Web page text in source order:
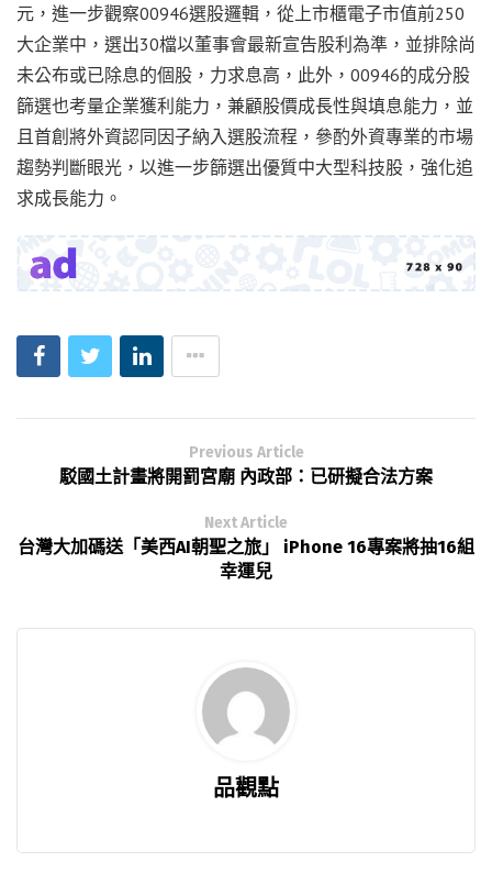
元，進一步觀察00946選股邏輯，從上市櫃電子市值前250
大企業中，選出30檔以董事會最新宣告股利為準，並排除尚
未公布或已除息的個股，力求息高，此外，00946的成分股
篩選也考量企業獲利能力，兼顧股價成長性與填息能力，並
且首創將外資認同因子納入選股流程，參酌外資專業的市場
趨勢判斷眼光，以進一步篩選出優質中大型科技股，強化追
求成長能力。
Previous Article
駁國土計畫將開罰宮廟 內政部：已研擬合法方案
Next Article
台灣大加碼送「美西AI朝聖之旅」 iPhone 16專案將抽16組
幸運兒
品觀點